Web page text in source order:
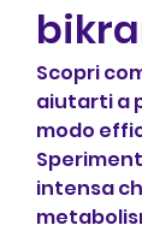
Scopri
aiutarti a
modo
intensa